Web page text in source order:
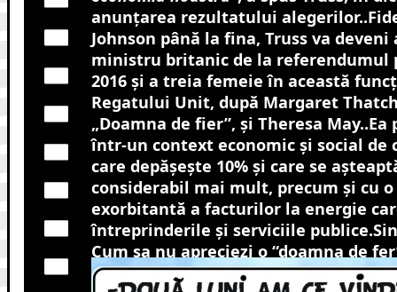
anunțarea rezultatului
Johnson până la fina, Truss va
ministru britanic de la referendumul
2016 și a treia femeie în această
Regatului Unit, după Margaret
„Doamna de fier”, și Theresa
într-un context economic și social de
care depășește 10% și care se
considerabil mai mult, precum și cu
exorbitantă a facturilor la energie
întreprinderile și serviciile
Cum sa nu apreciezi o “doamna de